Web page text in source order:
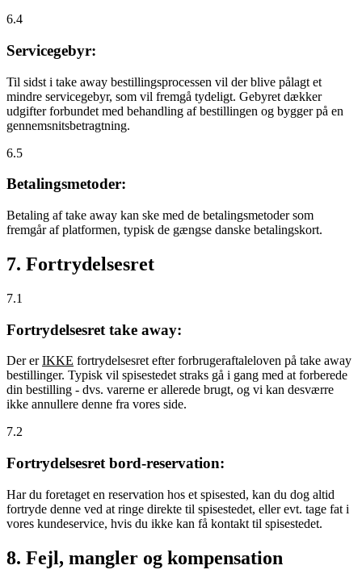
6.4
Servicegebyr:
Til sidst i take away bestillingsprocessen vil der blive pålagt et
mindre servicegebyr, som vil fremgå tydeligt. Gebyret dækker
udgifter forbundet med behandling af bestillingen og bygger på en
gennemsnitsbetragtning.
6.5
Betalingsmetoder:
Betaling af take away kan ske med de betalingsmetoder som
fremgår af platformen, typisk de gængse danske betalingskort.
7. Fortrydelsesret
7.1
Fortrydelsesret take away:
Der erIKKE fortrydelsesret efter forbrugeraftaleloven på take away
bestillinger. Typisk vil spisestedet straks gå i gang med at forberede
din bestilling - dvs. varerne er allerede brugt, og vi kan desværre
ikke annullere denne fra vores side.
7.2
Fortrydelsesret bord-reservation:
Har du foretaget en reservation hos et spisested, kan du dog altid
fortryde denne ved at ringe direkte til spisestedet, eller evt. tage fat i
vores kundeservice, hvis du ikke kan få kontakt til spisestedet.
8. Fejl, mangler og kompensation